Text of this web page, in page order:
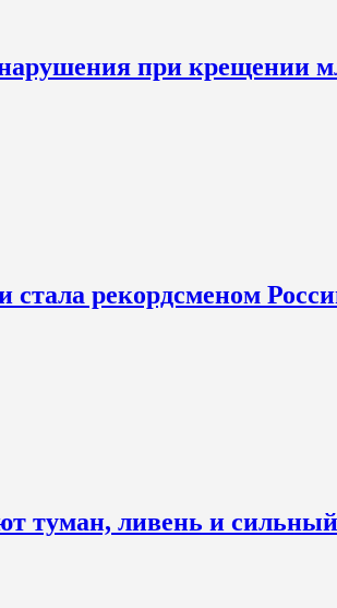
при крещении
стала рекордсменом
туман, ливень и